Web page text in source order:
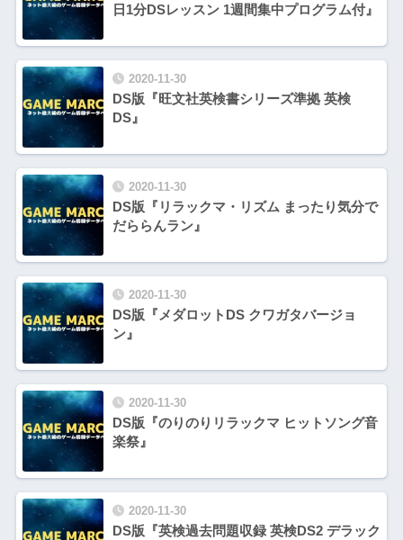
日1分DSレッスン 1週間集中プログラム付』
2020-11-30
DS版『旺文社英検書シリーズ準拠 英検
DS』
2020-11-30
DS版『リラックマ・リズム まったり気分で
だららんラン』
2020-11-30
DS版『メダロットDS クワガタバージョ
ン』
2020-11-30
DS版『のりのりリラックマ ヒットソング音
楽祭』
2020-11-30
DS版『英検過去問題収録 英検DS2 デラック